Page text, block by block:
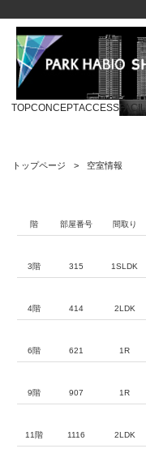
TOPCONCEPTACCESS
トップページ 空室情報
階 部屋番号 間取り
3階 315 1SLDK
4階 414 2LDK
6階 621 1R
9階 907 1R
11階 1116 2LDK